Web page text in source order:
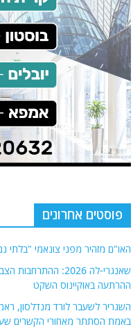
פוסטים אחרונים
האו"ם מזהיר מפני צונאמי "בלתי
שאנגרי-לה 2026:
ההרתעה באוקיינוס ​​השקט
השגריר לשעבר לורד מנדלסון,
באמת הסתתר מאחורי הקשרים